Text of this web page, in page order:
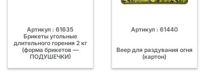
Брикеты угольные
длительного горения 2 кг
(форма брикетов —
ПОДУШЕЧКИ)
Артикул : 61635
Веер для раздувания огня
(картон)
Артикул : 61440